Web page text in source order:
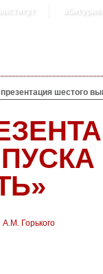
институт
презентация шестого
Горького